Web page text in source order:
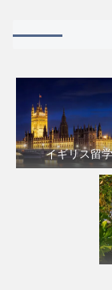
イギリス留